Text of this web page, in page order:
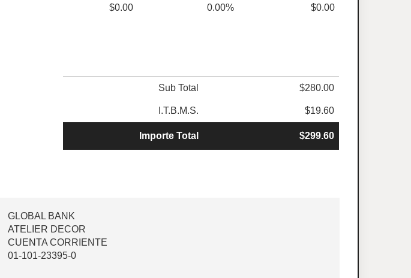
$0.00 0.00% $0.00
Sub Total $280.00
I.T.B.M.S. $19.60
Importe Total $299.60
GLOBAL BANK
ATELIER DECOR
CUENTA CORRIENTE
01-101-23395-0